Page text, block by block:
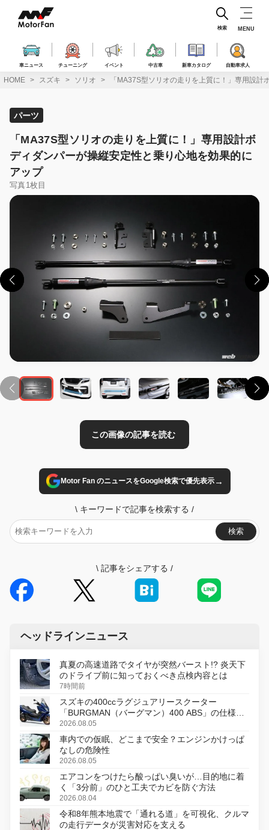
ス
車ニュース チューニング イベント 中古車 新車カタログ 自動車求人
検索 MENU
HOME スズキ ソリオ 「MA37S型ソリオの走りを上質に！」専用設
パーツ
「MA37S型ソリオの走りを上質に！」専用設計ボ
ディダンパーが操縦安定性と乗り心地を効果的に
アップ
写真1枚目
この画像の記事を読む
Motor Fan のニュースをGoogle検索で優先表示→
\ キーワードで記事を検索する /
検索
\ 記事をシェアする /
ヘッドラインニュース
真夏の高速道路でタイヤが突然バースト!? 炎天下
のドライブ前に知っておくべき点検内容とは
7時間前
スズキの400ccラグジュアリースクーター
「BURGMAN（バーグマン）400 ABS」の仕様を
変更し、8月18日に発売
2026.08.05
車内での仮眠、どこまで安全？エンジンかけっぱ
なしの危険性
2026.08.05
エアコンをつけたら酸っぱい臭いが…目的地に着
く「3分前」のひと工夫でカビを防ぐ方法
2026.08.04
令和8年熊本地震で「通れる道」を可視化、クルマ
の走行データが災害対応を支える